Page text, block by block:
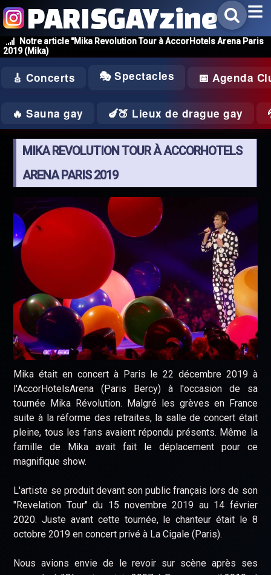
Notre article "Mika Revolution Tour à AccorHotels Arena Paris
2019 (Mika)
PARISGAYzine
🎸 Concerts 🎭 Spectacles 📅 Agenda
🔥 Sauna gay 🍆🍑 Lieux de drague gay
MIKA REVOLUTION TOUR À ACCORHOTELS
ARENA PARIS 2019
Mika était en concert à Paris le 22 décembre 2019 à
l'AccorHotelsArena (Paris Bercy) à l'occasion de sa
tournée Mika Révolution. Malgré les grèves en France
suite à la réforme des retraites, la salle de concert était
pleine, tous les fans avaient répondu présents. Même la
famille de Mika avait fait le déplacement pour ce
magnifique show.
L'artiste se produit devant son public français lors de son
"Revelation Tour" du 15 novembre 2019 au 14 février
2020. Juste avant cette tournée, le chanteur était le 8
octobre 2019 en concert privé à La Cigale (Paris).
Nous avions envie de le revoir sur scène après ses